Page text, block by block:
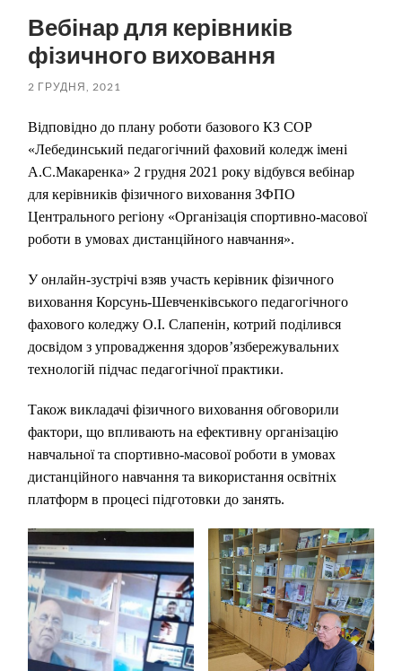
Вебінар для керівників
фізичного виховання
2 ГРУДНЯ, 2021
Відповідно до плану роботи базового КЗ СОР
«Лебединський педагогічний фаховий коледж імені
А.С.Макаренка» 2 грудня 2021 року відбувся вебінар
для керівників фізичного виховання ЗФПО
Центрального регіону «Організація спортивно-масової
роботи в умовах дистанційного навчання».
У онлайн-зустрічі взяв участь керівник фізичного
виховання Корсунь-Шевченківського педагогічного
фахового коледжу О.І. Слапенін, котрий поділився
досвідом з упровадження здоров’язбережувальних
технологій підчас педагогічної практики.
Також викладачі фізичного виховання обговорили
фактори, що впливають на ефективну організацію
навчальної та спортивно-масової роботи в умовах
дистанційного навчання та використання освітніх
платформ в процесі підготовки до занять.